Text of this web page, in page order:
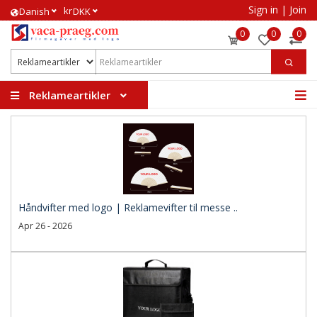
​Danish krDKK Sign in | Join
0 0 0
Reklameartikler
Håndvifter med logo | Reklamevifter til messe ..
Apr 26 - 2026